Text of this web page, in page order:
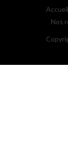
Accueil
Nos